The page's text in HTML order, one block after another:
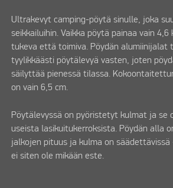
Ultrakevyt camping-pöytä sinulle, joka
seikkailuihin. Vaikka pöytä painaa vain 4,6
tukeva että toimiva. Pöydän
tyylikkäästi pöytälevyä vasten, joten
säilyttää pienessä tilassa.
on vain 6,5 cm.
Pöytälevyssä on pyöristetyt kulmat ja se
useista lasikuitukerroksista. Pöydän alla
jalkojen pituus ja kulma on
ei siten ole mikään este.